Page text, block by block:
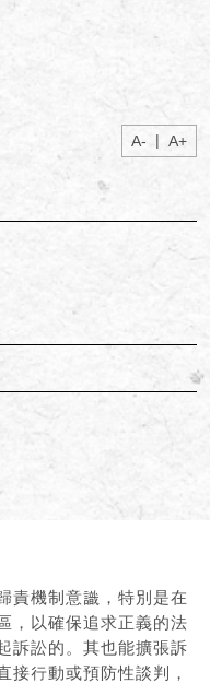
A- | A+
責機制意識，特別是在
，以確保追求正義的法
訴訟的。其也能擴張訴
接行動或預防性談判，